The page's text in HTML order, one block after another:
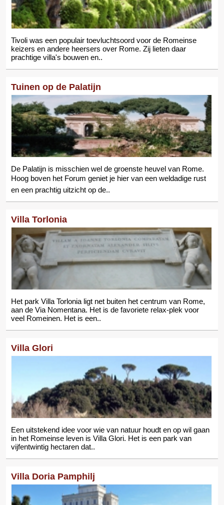
Tivoli was een populair toevluchtsoord voor de Romeinse
keizers en andere heersers over Rome. Zij lieten daar
prachtige villa's bouwen en..
Tuinen op de Palatijn
De Palatijn is misschien wel de groenste heuvel van Rome.
Hoog boven het Forum geniet je hier van een weldadige rust 
en een prachtig uitzicht op de..
Villa Torlonia
Het park Villa Torlonia ligt net buiten het centrum van Rome,
aan de Via Nomentana. Het is de favoriete relax-plek voor
veel Romeinen. Het is een..
Villa Glori
Een uitstekend idee voor wie van natuur houdt en op wil gaan
in het Romeinse leven is Villa Glori. Het is een park van
vijfentwintig hectaren dat..
Villa Doria Pamphilj